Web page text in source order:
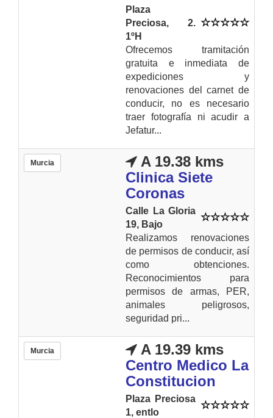
Plaza
Preciosa, 2.
1ºH
Ofrecemos tramitación
gratuita e inmediata de
expediciones y
renovaciones del carnet de
conducir, no es necesario
traer fotografía ni acudir a
Jefatur...
Murcia
A 19.38 kms
Clinica Siete
Coronas
Calle La Gloria
19, Bajo
Realizamos renovaciones
de permisos de conducir, así
como obtenciones.
Reconocimientos para
permisos de armas, PER,
animales peligrosos,
seguridad pri...
Murcia
A 19.39 kms
Centro Medico La
Constitucion
Plaza Preciosa
1, entlo